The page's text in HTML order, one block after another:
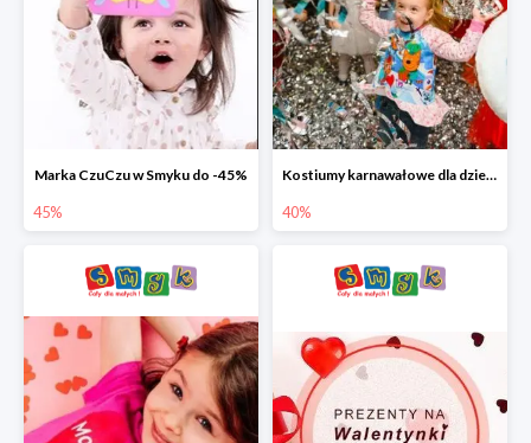
Marka CzuCzu w Smyku do -45%
45%
Kostiumy karnawałowe dla dzieci w Smyku do -40%
40%